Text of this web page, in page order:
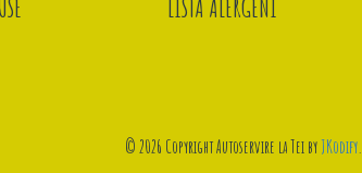
LISTA ALERGENI
© 2026 Copyright Autoservire la Tei byJKodify.